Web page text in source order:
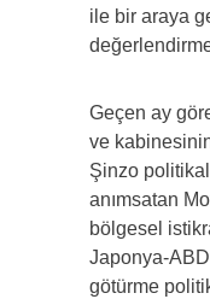
ile bir araya
Geçen ay
ve
Şinzo
anımsatan
bölgesel
Japonya-
götürme